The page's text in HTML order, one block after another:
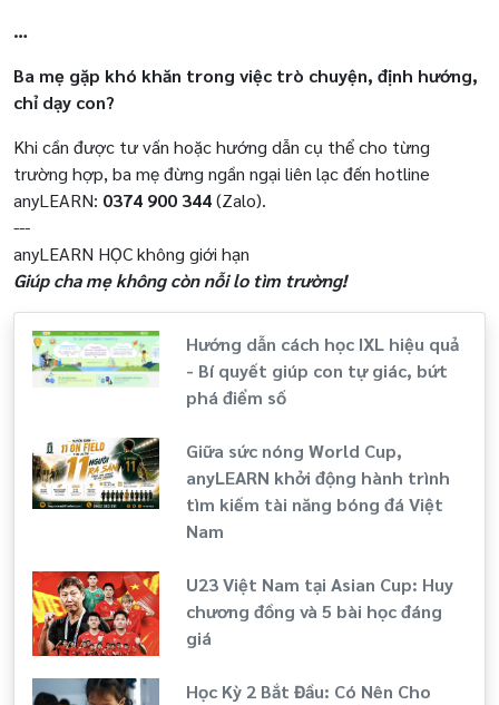
…
Ba mẹ gặp khó khăn trong việc trò chuyện, định hướng,
chỉ dạy con?
Khi cần được tư vấn hoặc hướng dẫn cụ thể cho từng
trường hợp, ba mẹ đừng ngần ngại liên lạc đến hotline
anyLEARN: 0374 900 344(Zalo).
---
anyLEARN HỌC không giới hạn
Giúp cha mẹ không còn nỗi lo tìm trường!
Hướng dẫn cách học IXL hiệu quả
- Bí quyết giúp con tự giác, bứt
phá điểm số
Giữa sức nóng World Cup,
anyLEARN khởi động hành trình
tìm kiếm tài năng bóng đá Việt
Nam
U23 Việt Nam tại Asian Cup: Huy
chương đồng và 5 bài học đáng
giá
Học Kỳ 2 Bắt Đầu: Có Nên Cho